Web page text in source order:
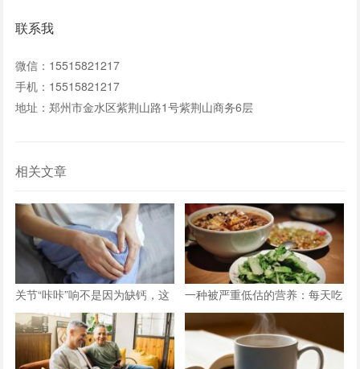
联系我
微信：15515821217
手机：15515821217
地址：郑州市金水区紫荆山路1号紫荆山商务6层
相关文章
关节“咔咔”响不是因为缺钙，这
三种情况才是主因
一种被严重低估的营养：每天吃
点它，或能抵消熬夜伤害！